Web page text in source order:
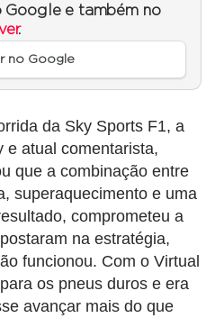
Google e também no
.
no Google
da Sky Sports F1, a
e atual comentarista,
que a combinação entre
superaquecimento e uma
comprometeu a
na estratégia,
funcionou. Com o Virtual
os pneus duros e era
avançar mais do que